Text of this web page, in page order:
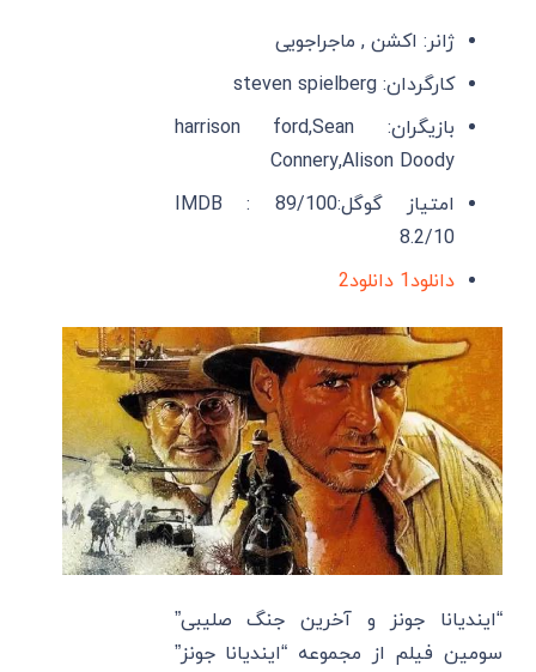
ژانر: اکشن , ماجراجویی
کارگردان: steven spielberg
بازیگران: harrison ford,Sean
Connery,Alison Doody
امتیاز گوگل:89/100 IMDB :
8.2/10
دانلود1
دانلود2
“ایندیانا جونز و آخرین جنگ صلیبی”
سومین فیلم از مجموعه “ایندیانا جونز”